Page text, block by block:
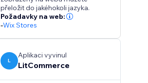
přeložit do jakéhokoli jazyka.
Požadavky na web:
-Wix Stores
L
Aplikaci vyvinul
LitCommerce